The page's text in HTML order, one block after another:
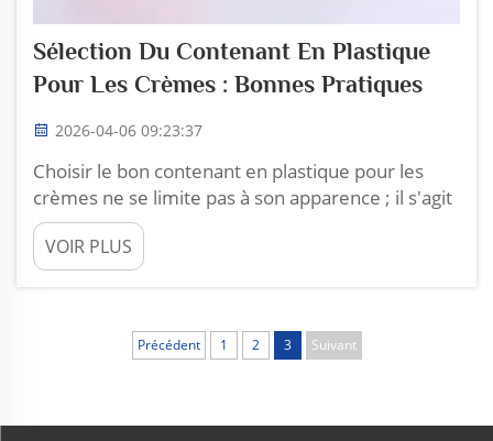
Sélection Du Contenant En Plastique
Pour Les Crèmes : Bonnes Pratiques
2026-04-06 09:23:37
Choisir le bon contenant en plastique pour les
crèmes ne se limite pas à son apparence ; il s'agit
surtout de préserver la fraîcheur et la sécurité de
la crème. Chez Zhoucheng Plastic, nous savons à
quel point il est important de choisir le contenant
lumière, à la chaleur et à l'air. Un bon&nbs...
VOIR PLUS
Précédent 1 2 3 Suivant